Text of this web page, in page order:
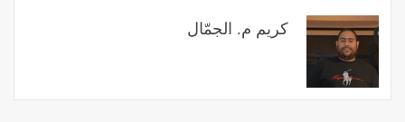
كريم م. الجمّال